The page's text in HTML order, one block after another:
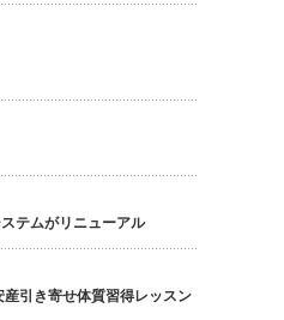
テムがリニューアル
引き寄せ体質習得レッスン